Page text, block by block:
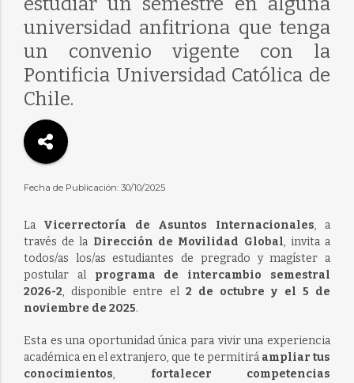
universidad anfitriona que tenga
un convenio vigente con la
Pontificia Universidad Católica de
Chile.
Fecha de Publicación: 30/10/2025
La Vicerrectoría de Asuntos Internacionales, a
través de la Dirección de Movilidad Global, invita a
todos/as los/as estudiantes de pregrado y magíster a
postular al programa de intercambio semestral
2026-2, disponible entre el 2 de octubre y el 5 de
noviembre de 2025.
Esta es una oportunidad única para vivir una experiencia
académica en el extranjero, que te permitirá ampliar tus
conocimientos, fortalecer competencias